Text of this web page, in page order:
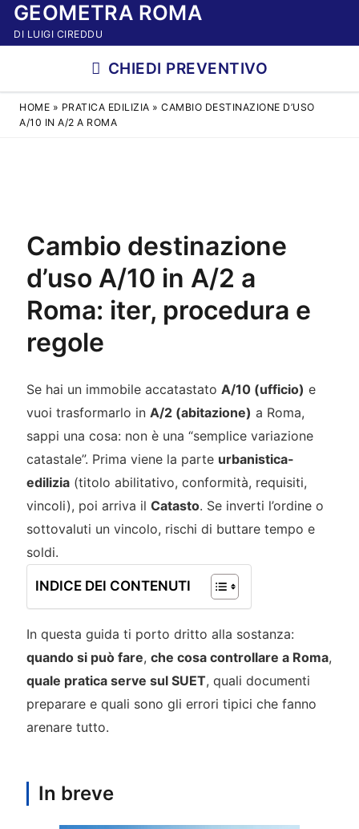
VaiGEOMETRA ROMA
DI LUIGI CIREDDU
CHIEDI PREVENTIVO
HOME » PRATICA EDILIZIA »CAMBIO DESTINAZIONE D’USO
A/10 IN A/2 A ROMA
Cambio destinazione
d’uso A/10 in A/2 a
Roma: iter, procedura e
regole
Se hai un immobile accatastato A/10 (ufficio) e
vuoi trasformarlo in A/2 (abitazione) a Roma,
sappi una cosa: non è una “semplice variazione
catastale”. Prima viene la parte urbanistica-
edilizia(titolo abilitativo, conformità, requisiti,
vincoli), poi arriva il Catasto. Se inverti l’ordine o
sottovaluti un vincolo, rischi di buttare tempo e
soldi.
INDICE DEI CONTENUTI
In questa guida ti porto dritto alla sostanza:
quando si può fare, che cosa controllare a Roma,
quale pratica serve sul SUET, quali documenti
preparare e quali sono gli errori tipici che fanno
arenare tutto.
In breve